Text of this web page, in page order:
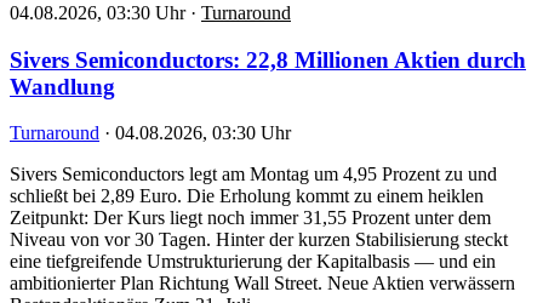
04.08.2026, 03:30 Uhr · Turnaround
Sivers Semiconductors: 22,8 Millionen Aktien durch
Wandlung
Turnaround · 04.08.2026, 03:30 Uhr
Sivers Semiconductors legt am Montag um 4,95 Prozent zu und
schließt bei 2,89 Euro. Die Erholung kommt zu einem heiklen
Zeitpunkt: Der Kurs liegt noch immer 31,55 Prozent unter dem
Niveau von vor 30 Tagen. Hinter der kurzen Stabilisierung steckt
eine tiefgreifende Umstrukturierung der Kapitalbasis — und ein
ambitionierter Plan Richtung Wall Street. Neue Aktien verwässern